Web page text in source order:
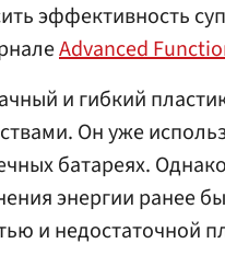
эффективность
Advanced
и гибкий
Он уже
батареях.
энергии ранее
и недостаточной